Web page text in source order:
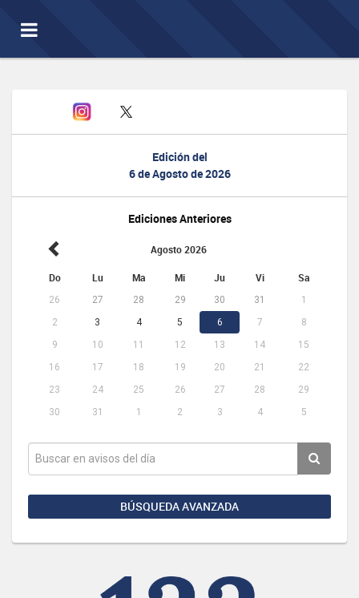
Toggle
navigation
Edición del
6 de Agosto de 2026
Ediciones Anteriores
Agosto 2026
Do Lu Ma Mi Ju Vi Sa
26 27 28 29 30 31
1
2
3 4 5 6 7
8
9
10 11 12 13 14
15
16
17 18 19 20 21
22
23
24 25 26 27 28
29
30
31 1 2 3 4 5
BÚSQUEDA AVANZADA